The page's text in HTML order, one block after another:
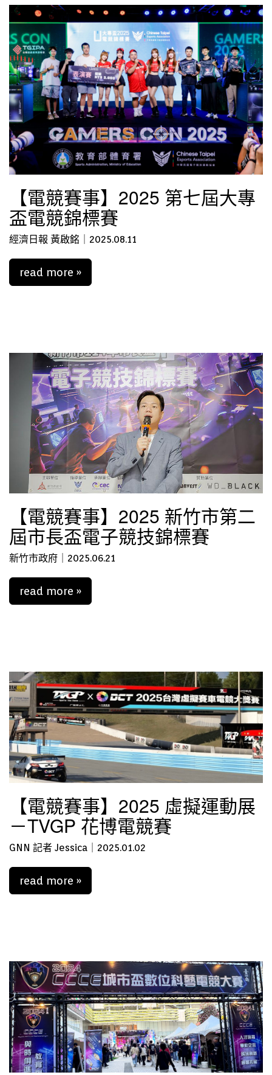
【電競賽事】2025 第七屆大專
盃電競錦標賽
經濟日報 黃啟銘｜2025.08.11
read more »
【電競賽事】2025 新竹市第二
屆市長盃電子競技錦標賽
新竹市政府｜2025.06.21
read more »
【電競賽事】2025 虛擬運動展
－TVGP 花博電競賽
GNN 記者 Jessica｜2025.01.02
read more »